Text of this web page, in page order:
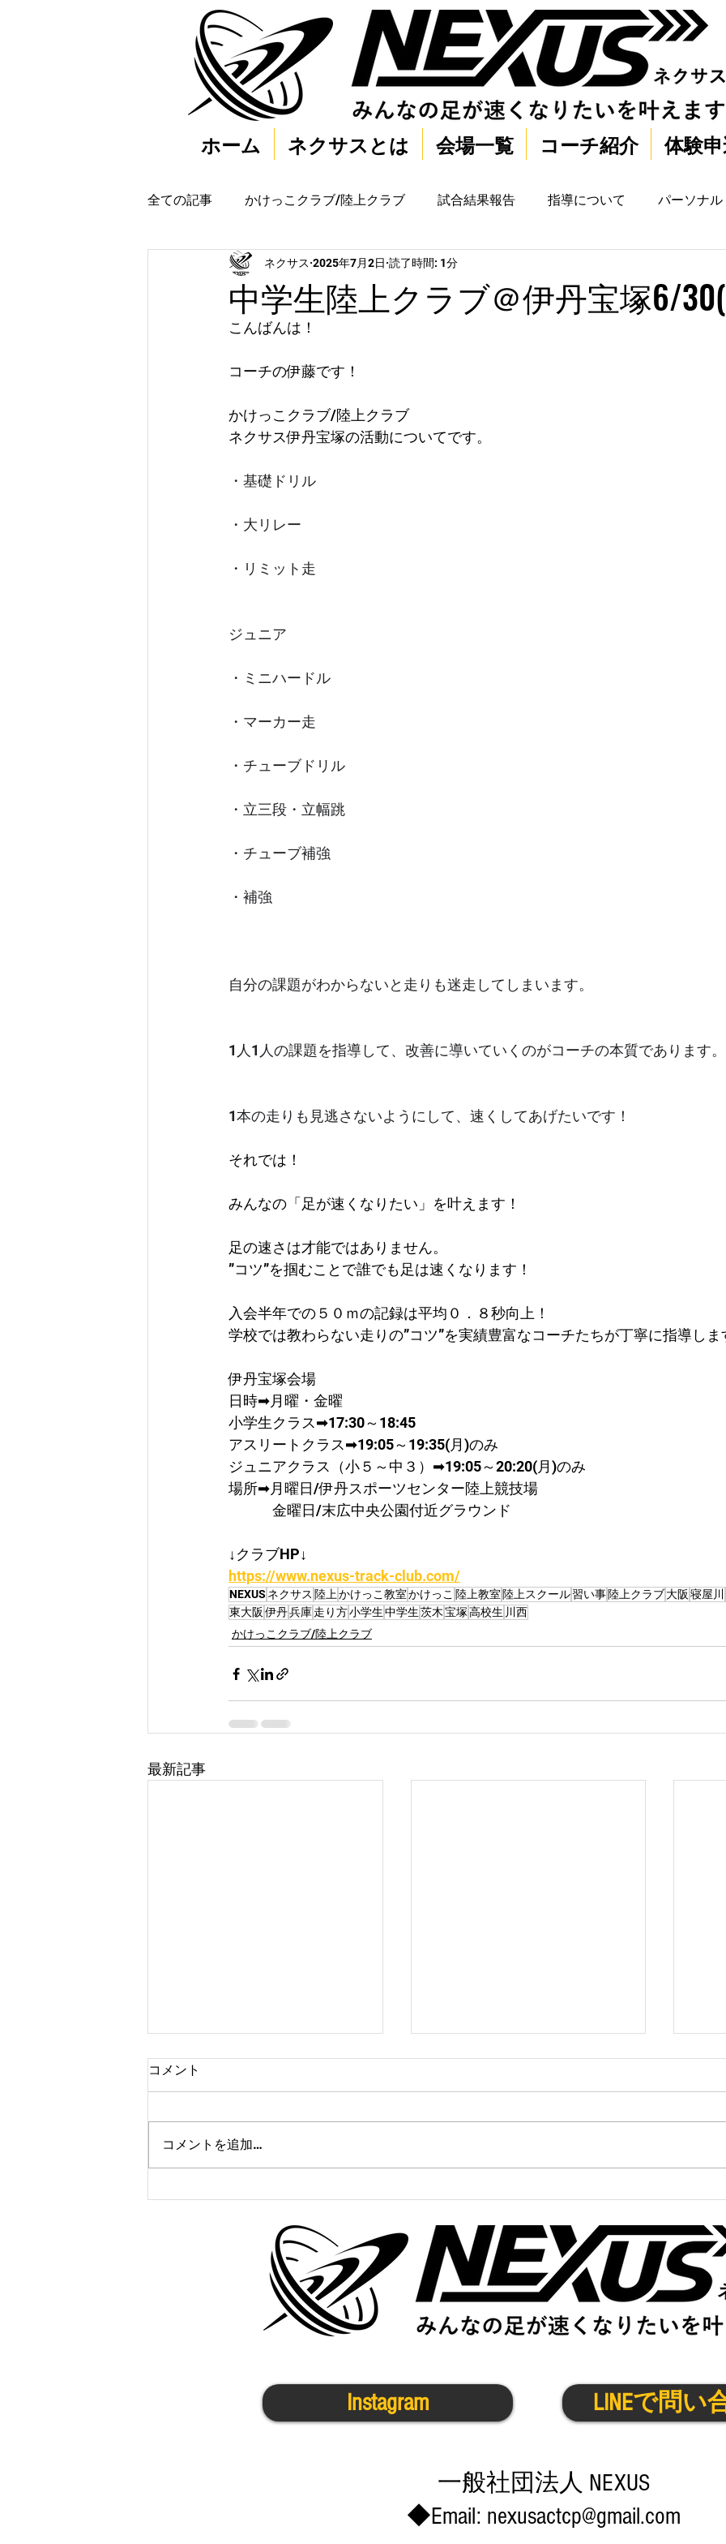
ホーム ネクサスとは 会場一覧 コーチ紹介 体験
全ての記事 かけっこクラブ/陸上クラブ 試合結果報告 指導について パーソナ
中学生陸上クラブ＠伊丹宝塚6/
ネクサス 2025年7月2日 読了時間: 1分
こんばんは！
コーチの伊藤です！
かけっこクラブ/陸上クラブ
ネクサス伊丹宝塚の活動についてです。
・基礎ドリル
・大リレー
・リミット走
ジュニア
・ミニハードル
・マーカー走
・チューブドリル
・立三段・立幅跳
・チューブ補強
・補強
自分の課題がわからないと走りも迷走してしまいます。
1人1人の課題を指導して、改善に導いていくのがコーチの本質であります。
1本の走りも見逃さないようにして、速くしてあげたいです！
それでは！
みんなの「足が速くなりたい」を叶えます！
足の速さは才能ではありません。
”コツ”を掴むことで誰でも足は速くなります！
入会半年での５０ｍの記録は平均０．８秒向上！​
学校では教わらない走りの”コツ”を実績豊富なコーチたちが丁寧に指導しま
伊丹宝塚会場
日時➡月曜・金曜
​小学生クラス➡17:30～18:45
アスリートクラス➡19:05～19:35(月)のみ
ジュニアクラス（小５～中３）➡19:05～20:20(月)のみ
場所➡月曜日/伊丹スポーツセンター陸上競技場
金曜日/末広中央公園付近グラウンド
↓クラブHP↓
https://www.nexus-track-club.com/
NEXUS ネクサス 陸上かけっこ教室かけっこ 陸上教室 陸上スクール習い事陸上クラブ大阪 寝屋川
東大阪 伊丹兵庫走り方小学生中学生茨木宝塚高校生 川西
かけっこクラブ/陸上クラブ
最新記事
かけっこクラブ＠伊丹宝塚
中学生陸上クラブ＠伊丹宝塚
か
コメント
コメントを追加…
Instagram LINEで問い
​一般社団法人 NEXUS
◆Email: nexusactcp@gmail.com